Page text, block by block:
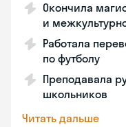
Окончила
и
Работала
по футболу
Преподавала
школьников
Читать дальше